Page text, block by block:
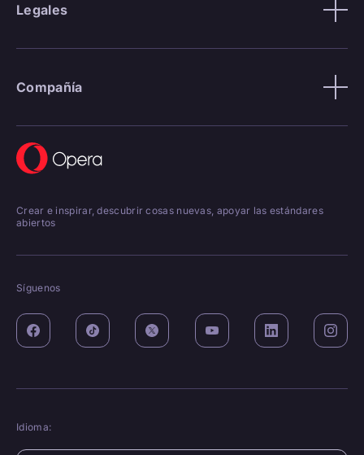
Legales
Compañía
Crear e inspirar, descubrir cosas nuevas, apoyar las estándares
abiertos
Síguenos
Idioma: